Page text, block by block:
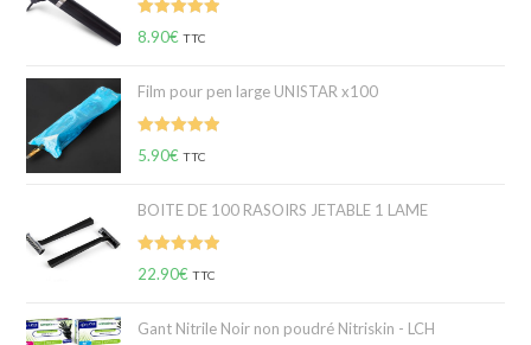
Note5.00
8.90€ TTC
Film pour pen large UNISTAR x100
Note5.00
5.90€ TTC
BOITE DE 100 RASOIRS JETABLE 1 LAME
Note5.00
22.90€ TTC
Gant Nitrile Noir non poudré Nitriskin - LCH